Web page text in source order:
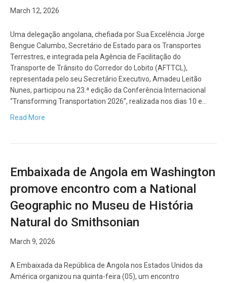
March 12, 2026
Uma delegação angolana, chefiada por Sua Excelência Jorge
Bengue Calumbo, Secretário de Estado para os Transportes
Terrestres, e integrada pela Agência de Facilitação do
Transporte de Trânsito do Corredor do Lobito (AFTTCL),
representada pelo seu Secretário Executivo, Amadeu Leitão
Nunes, participou na 23.ª edição da Conferência Internacional
“Transforming Transportation 2026”, realizada nos dias 10 e…
Read More
Embaixada de Angola em Washington
promove encontro com a National
Geographic no Museu de História
Natural do Smithsonian
March 9, 2026
A Embaixada da República de Angola nos Estados Unidos da
América organizou na quinta-feira (05), um encontro